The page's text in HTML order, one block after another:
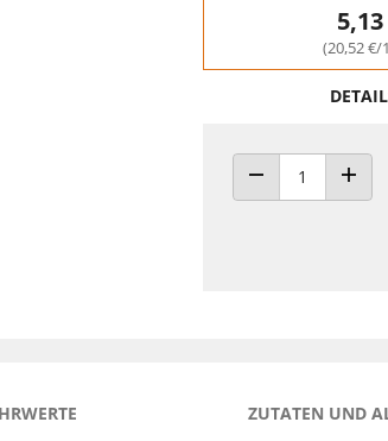
(20,52 €/
ANZAHL VERRINGERN
ZUTATEN UND